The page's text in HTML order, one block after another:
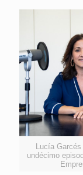
Lucía
undécimo